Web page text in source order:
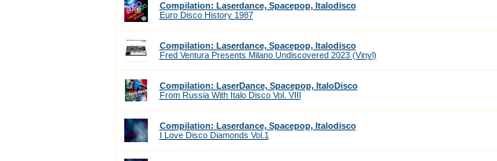
Compilation: Laserdance, Spacepop, Italodisco
Euro Disco History 1987
Compilation: Laserdance, Spacepop, Italodisco
Fred Ventura Presents Milano Undiscovered 2023 (Vinyl)
Compilation: LaserDance, Spacepop, ItaloDisco
From Russia With Italo Disco Vol. VIII
Compilation: Laserdance, Spacepop, Italodisco
I Love Disco Diamonds Vol.1